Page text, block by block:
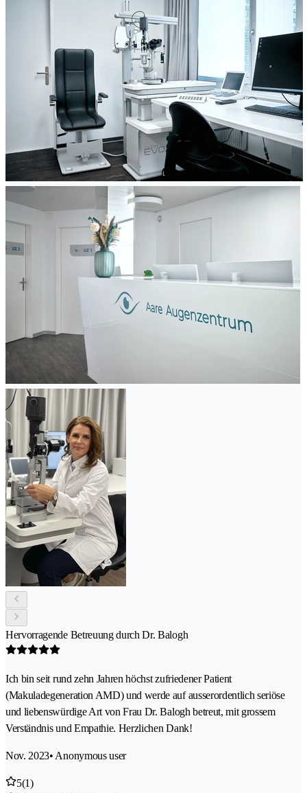
Hervorragende Betreuung durch Dr. Balogh
Ich bin seit rund zehn Jahren höchst zufriedener Patient
(Makuladegeneration AMD) und werde auf ausserordentlich seriöse
und liebenswürdige Art von Frau Dr. Balogh betreut, mit grossem
Verständnis und Empathie. Herzlichen Dank!
Nov. 2023• Anonymous user
5(1)